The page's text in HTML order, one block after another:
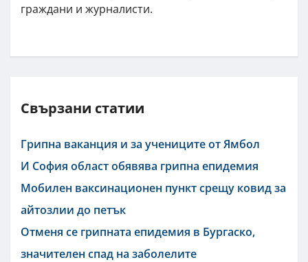
граждани и журналисти.
Свързани статии
Грипна ваканция и за учениците от Ямбол
И София област обявява грипна епидемия
Мобилен ваксинационен пункт срещу ковид за
айтозлии до петък
Отменя се грипната епидемия в Бургаско,
значителен спад на заболелите